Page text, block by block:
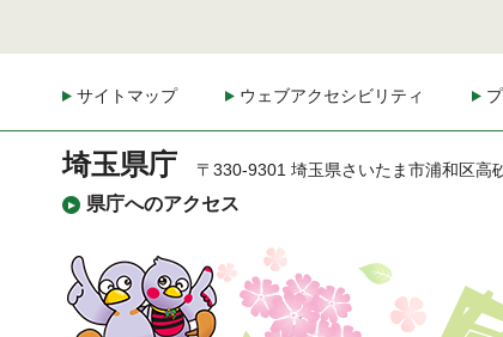
サイトマップ ウェブアクセシビリティ
埼玉県庁
県庁へのアクセス
〒330-9301 埼玉県さいたま市浦和区高